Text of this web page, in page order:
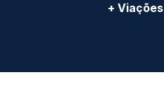
+ Viações